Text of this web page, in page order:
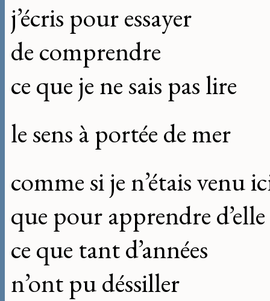
j’écris pour essayer
de comprendre
ce que je ne sais pas lire
le sens à portée de mer
comme si je n’étais venu
que pour apprendre d’elle
ce que tant d’années
n’ont pu déssiller